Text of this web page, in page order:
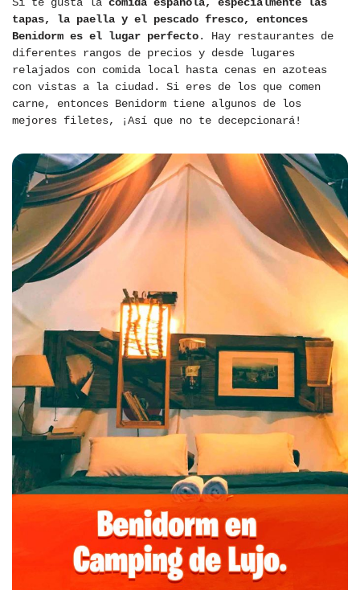
tapas, la paella y el pescado fresco, entonces
Benidorm es el lugar perfecto. Hay restaurantes de
diferentes rangos de precios y desde lugares
relajados con comida local hasta cenas en azoteas
con vistas a la ciudad. Si eres de los que comen
carne, entonces Benidorm tiene algunos de los
mejores filetes, ¡Así que no te decepcionará!